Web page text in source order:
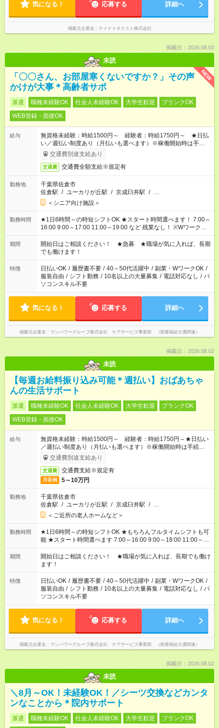
気になる！ 応募する 詳細へ
掲載元企業名 テイケイネクスト株式会社
掲載日：2026.08.03
未読
NEW
「〇〇さん、お部屋寒くないですか？」その声
かけが大事＊高齢者サポ
派遣 職種未経験OK 社会人未経験OK 大学生歓迎
ブランクOK
WEB登録・面接OK
給与
無資格未経験：時給1500円～ 経験者：時給1750円～ ★日払
い／週払い制度あり（月払いも選べます）※稼働開始時は手続き
完了次第のお支払いとなります。
交通費別途支給あり
交通費 交通費全額支給※規定有
勤務地
千葉県佐倉市
佐倉駅 / ユーカリが丘駅 / 京成臼井駅 / …
＜シニア向け施設＞
勤務時間
★1日6時間～の時短シフトOK ★スタート時間選べます！ 7:00～
16:00 9:00～17:00 11:00～19:00 など 残業なし！ ※Wワークの
場合、他のお仕事と合わせ週40時間超の就業はご案内できませ
ん ※法令に基づき、週20時間以上勤務は社会保険への加入対象
となります ※労働者派遣法（日雇い派遣の原則禁止）により、
短時間・短期間の就業はご案内が難しい場合があります
期間
開始日はご相談ください！ ★急募 ★職場が気に入れば、長期
でも働けます！
特徴 日払いOK / 履歴書不要 / 40～50代活躍中 / 副業・WワークOK /
服装自由 / シフト勤務 / 10名以上の大量募集 / 電話対応なし / パ
ソコンスキル不要
気になる！ 応募する 詳細へ
掲載元企業名 マンパワーグループ株式会社 ケアサービス事業部 （医療福祉介護関連）
掲載日：2026.08.02
未読
【毎週お給料振り込み可能＊週払い】おばあちゃ
んの生活サポート
派遣 職種未経験OK 社会人未経験OK 大学生歓迎
ブランクOK
WEB登録・面接OK
給与
無資格未経験：時給1500円～ 経験者：時給1750円～★日払い
／週払い制度あり（月払いも選べます）※稼働開始時は手続き完
了次第のお支払いとなります。
交通費別途支給あり
交通費 交通費支給※規定有
月収例 5～10万円
勤務地
千葉県佐倉市
佐倉駅 / ユーカリが丘駅 / 京成臼井駅 / …
＜ご近所の老人ホームなど＞
勤務時間
★1日6時間～の時短シフトOK ★もちろんフルタイムシフトも可
能 ★スタート時間選べます 7:00～16:00 9:00～18:00 11:00～
20:00 など 残業なし！ ※Wワークの場合、他のお仕事と合わせ
週40時間超の就業はご案内できません ※法令に基づき、週20時
間以上勤務は社会保険への加入対象となります ※労働者派遣法
（日雇い派遣の原則禁止）により、短時間・短期間の就業はご
案内が難しい場合があります
期間
開始日はご相談ください！ ★職場が気に入れば、長期でも働け
ます！
特徴 日払いOK / 履歴書不要 / 40～50代活躍中 / 副業・WワークOK /
服装自由 / シフト勤務 / 10名以上の大量募集 / 電話対応なし / パ
ソコンスキル不要
気になる！ 応募する 詳細へ
掲載元企業名 マンパワーグループ株式会社 ケアサービス事業部 （医療福祉介護関連）
掲載日：2026.08.02
未読
＼8月～OK！未経験OK！／シーツ交換などカンタ
ンなことから＊院内サポート
派遣 職種未経験OK 社会人未経験OK 大学生歓迎
ブランクOK